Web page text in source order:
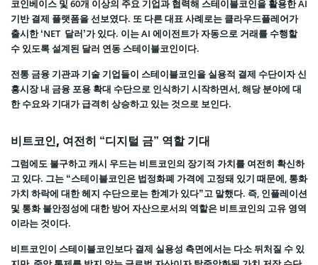
코인베이스 및 60개 이상의 주요 기업과 협력해 스테이블코인을 활용한 AI
기반 결제 플랫폼을 선보였다. 또 다른 대표 사례로는 클라우드플레어가
출시한 ‘NET 달러’가 있다. 이는 AI 에이전트가 자동으로 거래를 수행할
수 있도록 설계된 달러 연동 스테이블코인이다.
전통 금융 기관과 기술 기업들이 스테이블코인을 실용적 결제 수단이자 신
흥시장 내 금융 포용 확대 수단으로 인식하기 시작하면서, 해당 분야에 대
한 수요와 기대가 급격히 상승하고 있는 것으로 보인다.
비트코인, 여전히 “디지털 금” 역할 기대
그럼에도 불구하고 캐시 우드는 비트코인의 장기적 가치를 여전히 확신하
고 있다. 그는 “스테이블코인은 법정화폐 가격에 고정돼 있기 때문에, 통화
가치 하락에 대한 헤지 수단으로는 한계가 있다”고 말했다. 즉, 인플레이션
및 통화 불안정성에 대한 방어 자산으로서의 역할은 비트코인의 고유 영역
이라는 것이다.
비트코인이 스테이블코인보다 결제 실용성 측면에서는 다소 뒤처질 수 있